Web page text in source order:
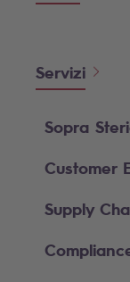
Servizi
Sopra
Customer
Supply